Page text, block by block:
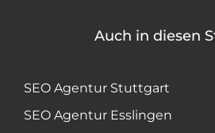
Auch in diesen
SEO Agentur Stuttgart
SEO Agentur Esslingen